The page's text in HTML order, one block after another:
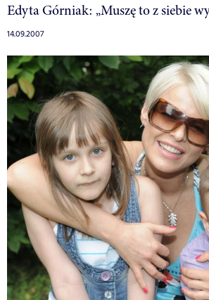
Edyta Górniak: „Muszę to z siebie
14.09.2007